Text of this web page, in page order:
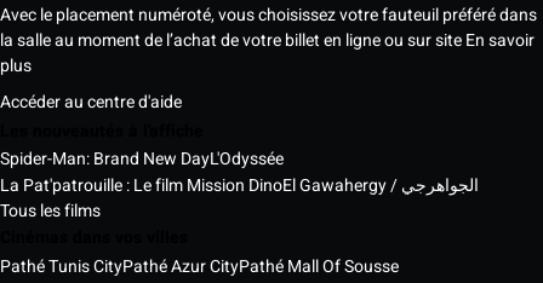
Avec le placement numéroté, vous choisissez votre fauteuil préféré dans
la salle au moment de l’achat de votre billet en ligne ou sur siteEn savoir
plus
Accéder au centre d'aide
Spider-Man: Brand New DayL'Odyssée
La Pat'patrouille : Le film Mission Dino
El Gawahergy / الجواهرجي
Tous les films
Pathé Tunis CityPathé Azur CityPathé Mall Of Sousse